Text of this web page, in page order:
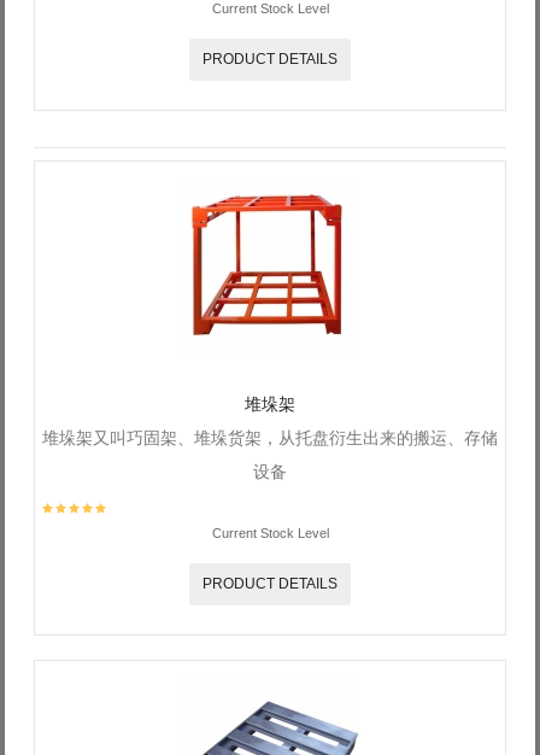
Current Stock Level
PRODUCT DETAILS
堆垛架
堆垛架又叫巧固架、堆垛货架，从托盘衍生出来的搬运、存储
设备
Current Stock Level
PRODUCT DETAILS